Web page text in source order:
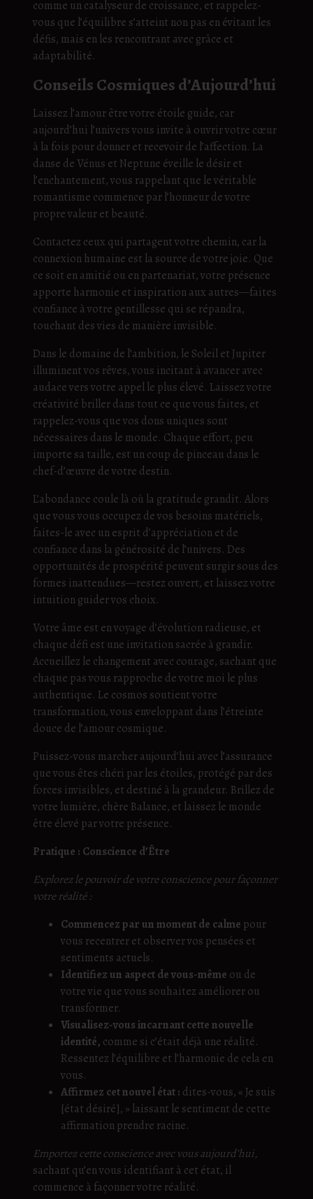
comme un catalyseur de croissance, et rappelez-
vous que l’équilibre s’atteint non pas en évitant les
défis, mais en les rencontrant avec grâce et
adaptabilité.
Conseils Cosmiques d’Aujourd’hui
Laissez l’amour être votre étoile guide, car
aujourd’hui l’univers vous invite à ouvrir votre cœur
à la fois pour donner et recevoir de l’affection. La
danse de Vénus et Neptune éveille le désir et
l’enchantement, vous rappelant que le véritable
romantisme commence par l’honneur de votre
propre valeur et beauté.
Contactez ceux qui partagent votre chemin, car la
connexion humaine est la source de votre joie. Que
ce soit en amitié ou en partenariat, votre présence
apporte harmonie et inspiration aux autres—faites
confiance à votre gentillesse qui se répandra,
touchant des vies de manière invisible.
Dans le domaine de l’ambition, le Soleil et Jupiter
illuminent vos rêves, vous incitant à avancer avec
audace vers votre appel le plus élevé. Laissez votre
créativité briller dans tout ce que vous faites, et
rappelez-vous que vos dons uniques sont
nécessaires dans le monde. Chaque effort, peu
importe sa taille, est un coup de pinceau dans le
chef-d’œuvre de votre destin.
L’abondance coule là où la gratitude grandit. Alors
que vous vous occupez de vos besoins matériels,
faites-le avec un esprit d’appréciation et de
confiance dans la générosité de l’univers. Des
opportunités de prospérité peuvent surgir sous des
formes inattendues—restez ouvert, et laissez votre
intuition guider vos choix.
Votre âme est en voyage d’évolution radieuse, et
chaque défi est une invitation sacrée à grandir.
Accueillez le changement avec courage, sachant que
chaque pas vous rapproche de votre moi le plus
authentique. Le cosmos soutient votre
transformation, vous enveloppant dans l’étreinte
douce de l’amour cosmique.
Puissez-vous marcher aujourd’hui avec l’assurance
que vous êtes chéri par les étoiles, protégé par des
forces invisibles, et destiné à la grandeur. Brillez de
votre lumière, chère Balance, et laissez le monde
être élevé par votre présence.
Pratique : Conscience d’Être
Explorez le pouvoir de votre conscience pour façonner
votre réalité :
Commencez par un moment de calme pour
vous recentrer et observer vos pensées et
sentiments actuels.
Identifiez un aspect de vous-même ou de
votre vie que vous souhaitez améliorer ou
transformer.
Visualisez-vous incarnant cette nouvelle
identité, comme si c’était déjà une réalité.
Ressentez l’équilibre et l’harmonie de cela en
vous.
Affirmez cet nouvel état : dites-vous, « Je suis
[état désiré], » laissant le sentiment de cette
affirmation prendre racine.
Emportez cette conscience avec vous aujourd’hui,
sachant qu’en vous identifiant à cet état, il
commence à façonner votre réalité.